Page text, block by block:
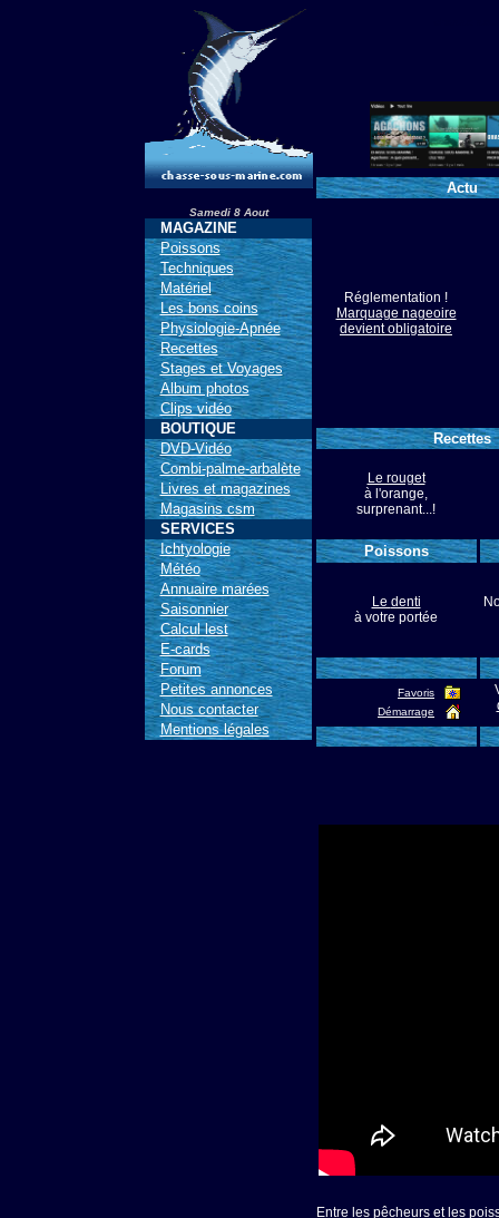
Samedi 8 Aout
MAGAZINE
Poissons
Techniques
Matériel
Les bons coins
Physiologie-Apnée
Recettes
Stages et Voyages
Album photos
Clips vidéo
BOUTIQUE
DVD-Vidéo
Combi-palme-arbalète
Livres et magazines
Magasins csm
SERVICES
Ichtyologie
Météo
Annuaire marées
Saisonnier
Calcul lest
E-cards
Forum
Petites annonces
Nous contacter
Mentions légales
Actu
Réglementation !
Marquage nageoire
devient obligatoire
Recettes
Le rouget
à l'orange,
surprenant...!
Poissons
Le denti
à votre portée
Favoris
Démarrage
Entre les pêcheurs et les